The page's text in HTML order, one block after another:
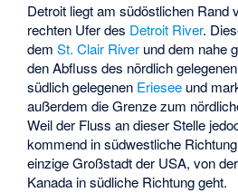
Detroit liegt am südöstlichen Rand
rechten Ufer des Detroit River.
demSt. Clair River und dem nahe
den Abfluss des nördlich gelegenen
südlich gelegenen Eriesee und
außerdem die Grenze zum
Weil der Fluss an dieser Stelle
kommend in südwestliche
einzige Großstadt der USA, von
Kanada in südliche Richtung geht.